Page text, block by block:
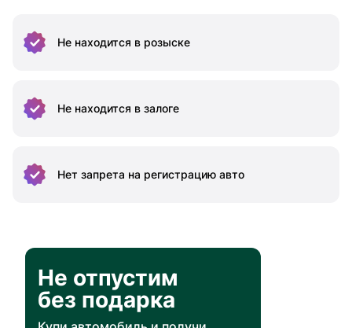
Не находится в розыске
Не находится в залоге
Нет запрета на регистрацию авто
Не отпустим
без подарка